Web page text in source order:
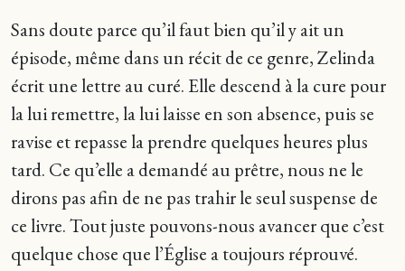
Sans doute parce qu’il faut bien qu’il y ait un
épisode, même dans un récit de ce genre, Zelinda
écrit une lettre au curé. Elle descend à la cure pour
la lui remettre, la lui laisse en son absence, puis se
ravise et repasse la prendre quelques heures plus
tard. Ce qu’elle a demandé au prêtre, nous ne le
dirons pas afin de ne pas trahir le seul suspense de
ce livre. Tout juste pouvons-nous avancer que c’est
quelque chose que l’Église a toujours réprouvé.